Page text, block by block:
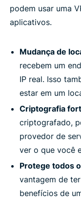
podem usar uma
aplicativos.
Mudança de
recebem um
IP real. Isso
estar em um
Criptografia
criptografado,
provedor de
ver o que você
Protege todos
vantagem de
benefícios de